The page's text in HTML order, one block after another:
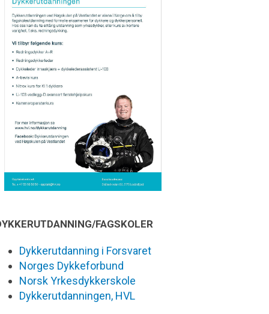
FAGSKOLER
Dykkerutdanning i Forsvaret
Norges Dykkeforbund
Norsk Yrkesdykkerskole
Dykkerutdanningen, HVL